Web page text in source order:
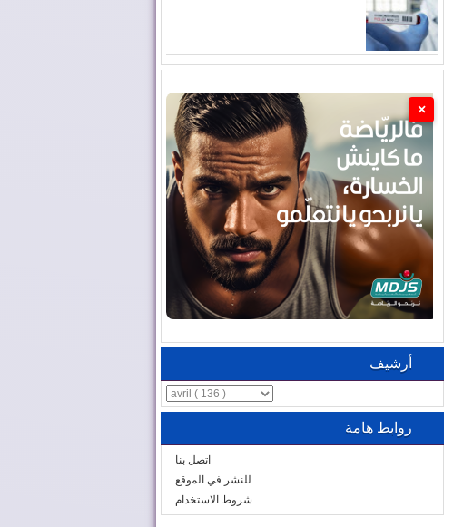
×
أرشيف
روابط هامة
اتصل بنا
للنشر في الموقع
شروط الاستخدام